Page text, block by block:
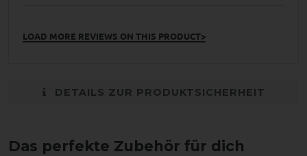
LOAD MORE REVIEWS ON THIS PRODUCT>
DETAILS ZUR PRODUKTSICHERHEIT
Das perfekte Zubehör für dich